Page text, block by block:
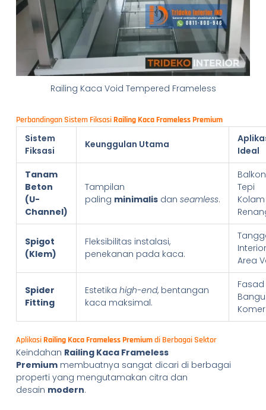
Railing Kaca Void Tempered Frameless
Perbandingan Sistem FiksasiRailing Kaca Frameless Premium
Sistem
Fiksasi
Keunggulan Utama
Ideal
Tanam
Beton
(U-
Channel)
Tampilan
paling minimalisdan seamless.
Tepi
Kolam
Spigot
(Klem)
Fleksibilitas instalasi,
penekanan pada kaca.
Area
Spider
Fitting
Estetika high-end, bentangan
kaca maksimal.
Fasad
AplikasiRailing Kaca Frameless Premiumdi Berbagai Sektor
Keindahan Railing Kaca Frameless
Premiummembuatnya sangat dicari di berbagai
properti yang mengutamakan citra dan
desain modern.